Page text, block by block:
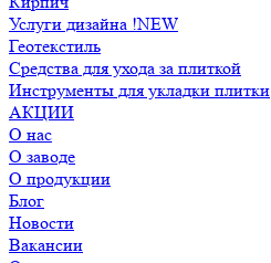
Услуги дизайна !NEW
Геотекстиль
Средства для ухода за плиткой
Инструменты для укладки плитки
АКЦИИ
О нас
О заводе
О продукции
Блог
Новости
Вакансии